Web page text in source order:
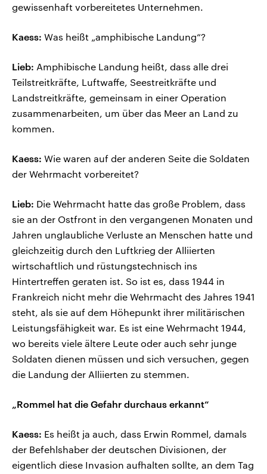
gewissenhaft vorbereitetes Unternehmen.
Kaess: Was heißt „amphibische Landung“?
Lieb: Amphibische Landung heißt, dass alle drei
Teilstreitkräfte, Luftwaffe, Seestreitkräfte und
Landstreitkräfte, gemeinsam in einer Operation
zusammenarbeiten, um über das Meer an Land zu
kommen.
Kaess: Wie waren auf der anderen Seite die Soldaten
der Wehrmacht vorbereitet?
Lieb: Die Wehrmacht hatte das große Problem, dass
sie an der Ostfront in den vergangenen Monaten und
Jahren unglaubliche Verluste an Menschen hatte und
gleichzeitig durch den Luftkrieg der Alliierten
wirtschaftlich und rüstungstechnisch ins
Hintertreffen geraten ist. So ist es, dass 1944 in
Frankreich nicht mehr die Wehrmacht des Jahres 1941
steht, als sie auf dem Höhepunkt ihrer militärischen
Leistungsfähigkeit war. Es ist eine Wehrmacht 1944,
wo bereits viele ältere Leute oder auch sehr junge
Soldaten dienen müssen und sich versuchen, gegen
die Landung der Alliierten zu stemmen.
„Rommel hat die Gefahr durchaus erkannt“
Kaess: Es heißt ja auch, dass Erwin Rommel, damals
der Befehlshaber der deutschen Divisionen, der
eigentlich diese Invasion aufhalten sollte, an dem Tag